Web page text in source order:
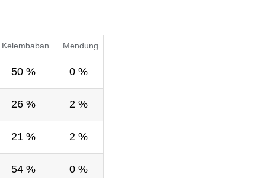
Kelembaban Mendung
50 % 0 %
26 % 2 %
21 % 2 %
54 % 0 %